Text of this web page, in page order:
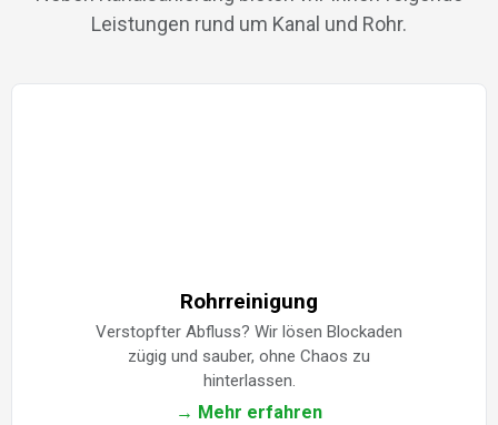
Leistungen rund um Kanal und Rohr.
Rohrreinigung
Verstopfter Abfluss? Wir lösen Blockaden
zügig und sauber, ohne Chaos zu
hinterlassen.
→ Mehr erfahren